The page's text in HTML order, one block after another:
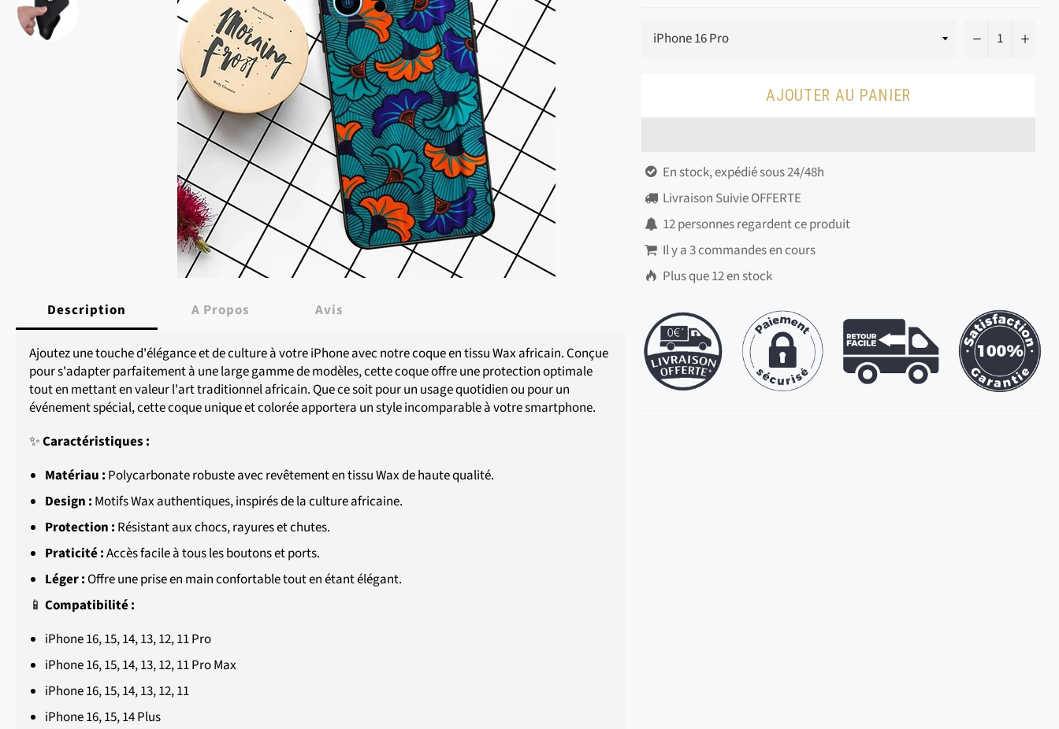
Description A Propos Avis
Ajoutez une touche d'élégance et de culture à votre iPhone avec notre coque en tissu Wax africain. Conçue
pour s'adapter parfaitement à une large gamme de modèles, cette coque offre une protection optimale
tout en mettant en valeur l'art traditionnel africain. Que ce soit pour un usage quotidien ou pour un
événement spécial, cette coque unique et colorée apportera un style incomparable à votre smartphone.
✨Caractéristiques :
Matériau : Polycarbonate robuste avec revêtement en tissu Wax de haute qualité.
Design : Motifs Wax authentiques, inspirés de la culture africaine.
Protection : Résistant aux chocs, rayures et chutes.
Praticité :Accès facile à tous les boutons et ports.
Léger : Offre une prise en main confortable tout en étant élégant.
📱 Compatibilité :
iPhone 16, 15, 14, 13, 12, 11 Pro
iPhone16, 15, 14, 13, 12, 11 Pro Max
iPhone 16, 15, 14, 13, 12, 11
iPhone16, 15, 14 Plus
− +
AJOUTER AU PANIER
 En stock, expédié sous 24/48h
 Livraison Suivie OFFERTE
 12personnes regardent ce produit
 Il y a3commandes en cours
 Plus que12en stock